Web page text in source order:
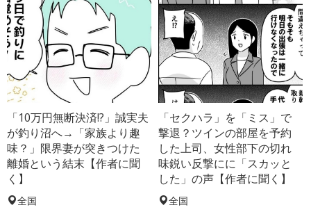
「10万円無断決済!?」誠実夫
が釣り沼へ→「家族より趣
味？」限界妻が突きつけた
離婚という結末【作者に聞
く】
全国
「セクハラ」を「ミス」で
撃退？ツインの部屋を予約
した上司、女性部下の切れ
味鋭い反撃にに「スカッと
した」の声【作者に聞く】
全国